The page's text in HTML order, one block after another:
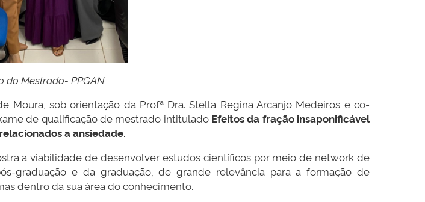
do Mestrado- PPGAN
Moura, sob orientação da Profª Dra. Stella Regina Arcanjo Medeiros e co-
de qualificação de mestrado intitulado Efeitos da fração insaponificável
a ansiedade.
a viabilidade de desenvolver estudos científicos por meio de network de
graduação e da graduação, de grande relevância para a formação de
dentro da sua área do conhecimento.